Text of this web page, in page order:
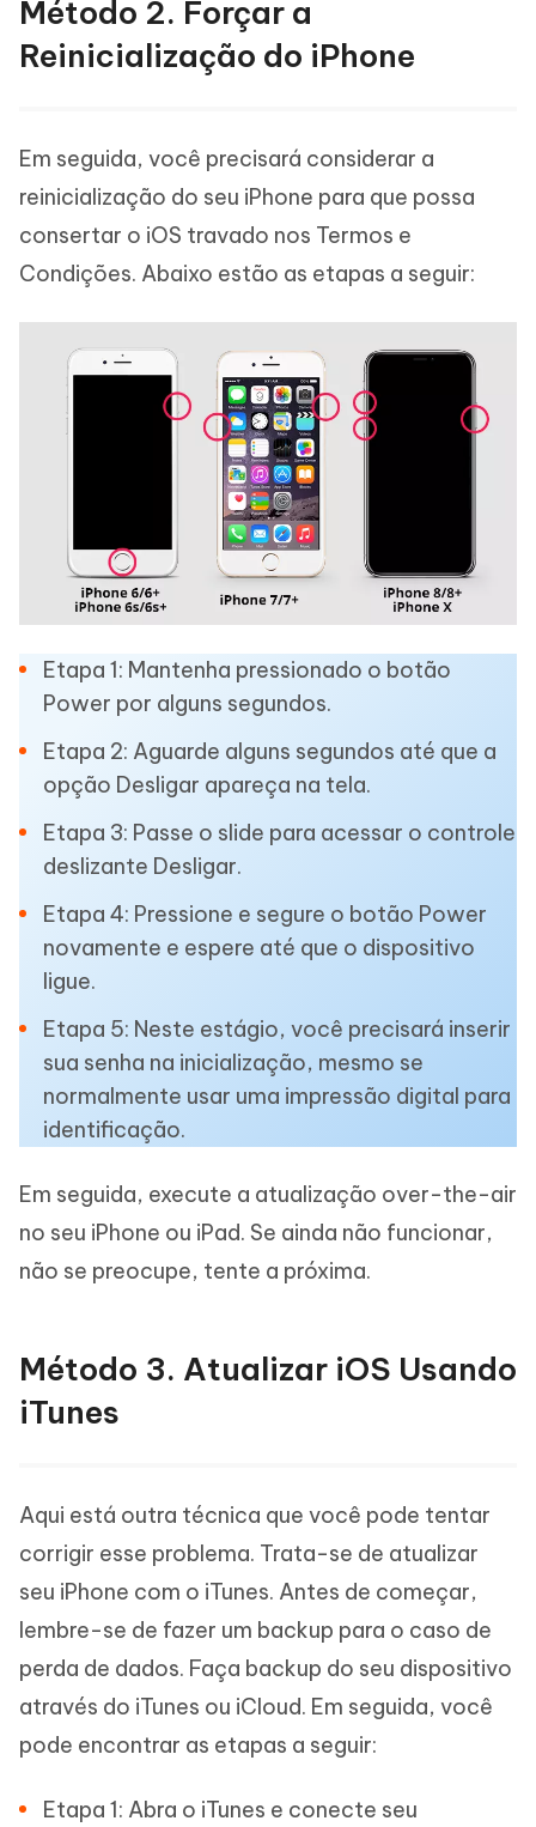
Método 2. Forçar a
Reinicialização do iPhone
Em seguida, você precisará considerar a
reinicialização do seu iPhone para que possa
consertar o iOS travado nos Termos e
Condições. Abaixo estão as etapas a seguir:
Etapa 1: Mantenha pressionado o botão
Power por alguns segundos.
Etapa 2: Aguarde alguns segundos até que a
opção Desligar apareça na tela.
Etapa 3: Passe o slide para acessar o controle
deslizante Desligar.
Etapa 4: Pressione e segure o botão Power
novamente e espere até que o dispositivo
ligue.
Etapa 5: Neste estágio, você precisará inserir
sua senha na inicialização, mesmo se
normalmente usar uma impressão digital para
identificação.
Em seguida, execute a atualização over-the-air
no seu iPhone ou iPad. Se ainda não funcionar,
não se preocupe, tente a próxima.
Método 3. Atualizar iOS Usando
iTunes
Aqui está outra técnica que você pode tentar
corrigir esse problema. Trata-se de atualizar
seu iPhone com o iTunes. Antes de começar,
lembre-se de fazer um backup para o caso de
perda de dados. Faça backup do seu dispositivo
através do iTunes ou iCloud. Em seguida, você
pode encontrar as etapas a seguir:
Etapa 1: Abra o iTunes e conecte seu